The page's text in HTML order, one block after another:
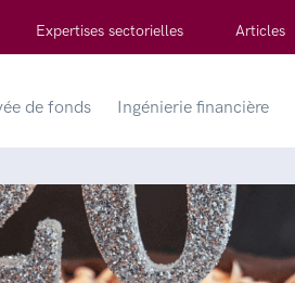
Expertises sectorielles Articles
de fonds Ingénierie financière